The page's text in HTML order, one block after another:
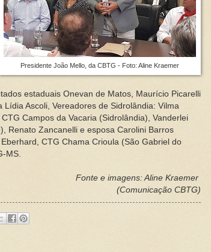
Presidente João Mello, da CBTG - Foto: Aline Kraemer
estaduais Onevan de Matos, Maurício Picarelli
Ascoli, Vereadores de Sidrolândia: Vilma
Campos da Vacaria (Sidrolândia), Vanderlei
Renato Zancanelli e esposa Carolini Barros
CTG Chama Crioula (São Gabriel do
MS.
Fonte e imagens: Aline Kraemer
(Comunicação CBTG)